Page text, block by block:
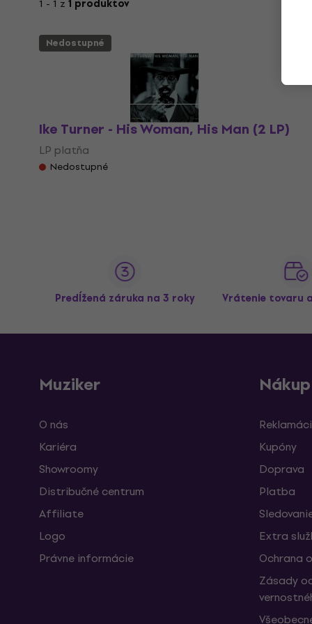
1 - 1 z 1 produktov
Nedostupné
Ike Turner - His Woman, His Man (2 LP)
LP platňa
Nedostupné
Predĺžená záruka na 3 roky Vrátenie tovaru
Muziker
O nás
Kariéra
Showroomy
Distribučné centrum
Affiliate
Logo
Právne informácie
Nákup
Kupóny
Doprava
Platba
Extra
Ochrana
Zásady